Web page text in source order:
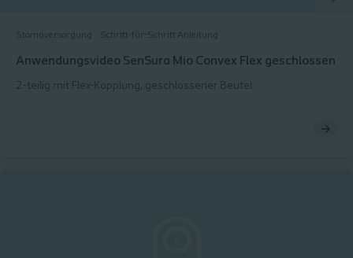
Stomaversorgung Schritt-für-Schritt Anleitung
Anwendungsvideo SenSura Mio Convex Flex geschlossen
2-teilig mit Flex-Kopplung, geschlossener Beutel